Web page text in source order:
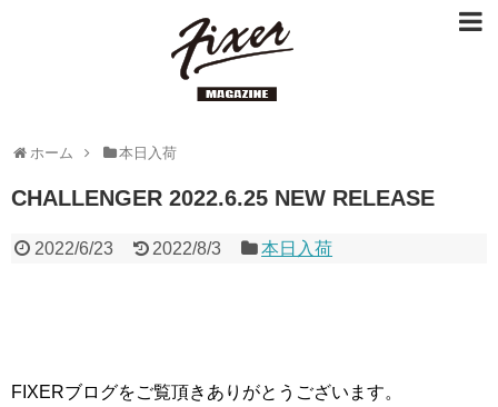
ホーム 本日入荷
CHALLENGER 2022.6.25 NEW RELEASE
2022/6/23 2022/8/3 本日入荷
FIXERブログをご覧頂きありがとうございます。